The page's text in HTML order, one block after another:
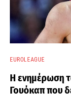
EUROLEAGUE
Η ενημέρωση
Γουόκαπ που